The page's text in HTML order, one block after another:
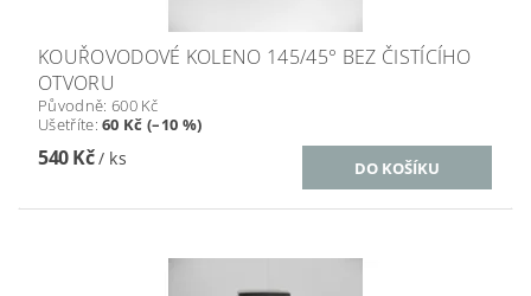
KOUŘOVODOVÉ KOLENO 145/45° BEZ ČISTÍCÍHO
OTVORU
Původně: 600 Kč
Ušetříte:60 Kč (–10 %)
540 Kč/ ks